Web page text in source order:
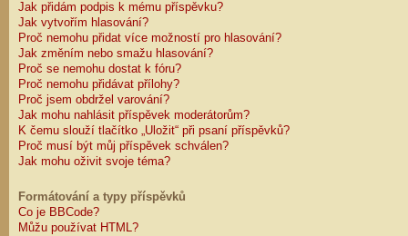
Jak přidám podpis k mému příspěvku?
Jak vytvořím hlasování?
Proč nemohu přidat více možností pro hlasování?
Jak změním nebo smažu hlasování?
Proč se nemohu dostat k fóru?
Proč nemohu přidávat přílohy?
Proč jsem obdržel varování?
Jak mohu nahlásit příspěvek moderátorům?
K čemu slouží tlačítko „Uložit“ při psaní příspěvků?
Proč musí být můj příspěvek schválen?
Jak mohu oživit svoje téma?
Formátování a typy příspěvků
Co je BBCode?
Můžu používat HTML?